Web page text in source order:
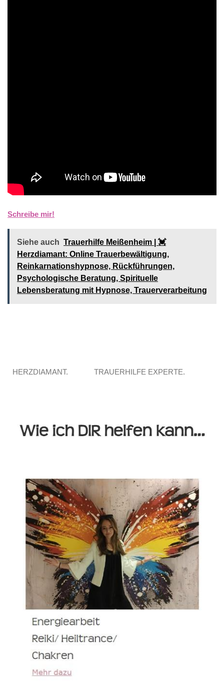
Schreibe mir!
Siehe auch Trauerhilfe Meißenheim | 💓️️
Herzdiamant: Online Trauerbewältigung,
Reinkarnationshypnose, Rückführungen,
Psychologische Beratung, Spirituelle
Lebensberatung mit Hypnose, Trauerverarbeitung
HERZDIAMANT. TRAUERHILFE EXPERTE.